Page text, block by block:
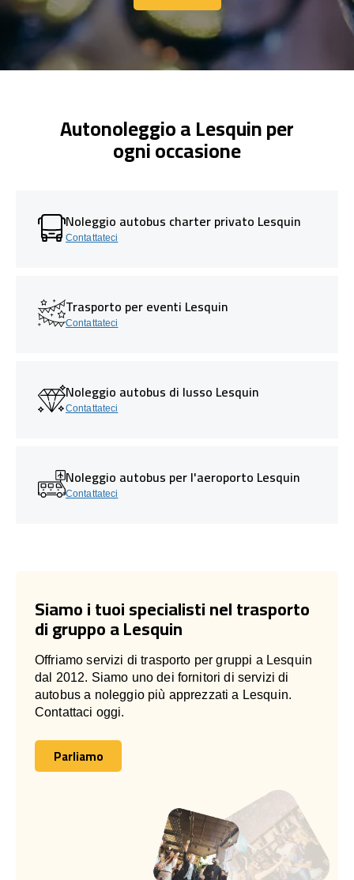
Contattaci
Autonoleggio a Lesquin per
ogni occasione
Noleggio autobus charter privato Lesquin
Contattateci
Trasporto per eventi Lesquin
Contattateci
Noleggio autobus di lusso Lesquin
Contattateci
Noleggio autobus per l'aeroporto Lesquin
Contattateci
Siamo i tuoi specialisti nel trasporto
di gruppo a Lesquin
Offriamo servizi di trasporto per gruppi a Lesquin
dal 2012. Siamo uno dei fornitori di servizi di
autobus a noleggio più apprezzati a Lesquin.
Contattaci oggi.
Parliamo
Parliamo